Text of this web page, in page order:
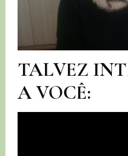
TALVEZ
A VOCÊ: